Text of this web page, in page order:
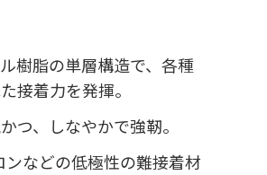
樹脂の単層構造で、各種
接着力を発揮。
つ、しなやかで強靭。
ンなどの低極性の難接着材